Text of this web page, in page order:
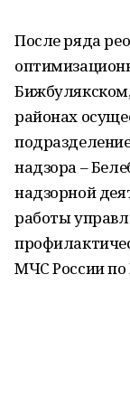
После ряда
районах
надзора –
надзорной
работы
МЧС России по